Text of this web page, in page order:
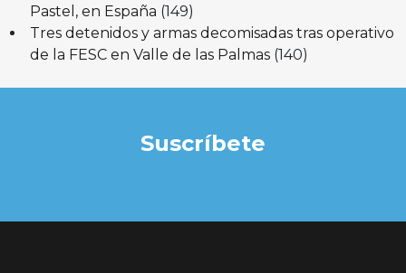
Pastel, en España (149)
Tres detenidos y armas decomisadas tras operativo
de la FESC en Valle de las Palmas (140)
Suscríbete